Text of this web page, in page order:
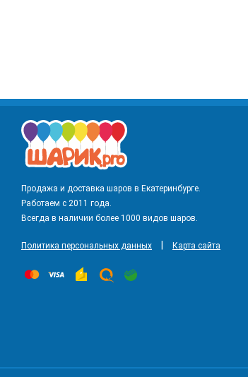
Продажа и доставка шаров в Екатеринбурге.
Работаем с 2011 года.
Всегда в наличии более 1000 видов шаров.
Политика персональных данных Карта сайта